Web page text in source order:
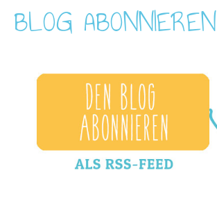
BLOG ABONNIEREN